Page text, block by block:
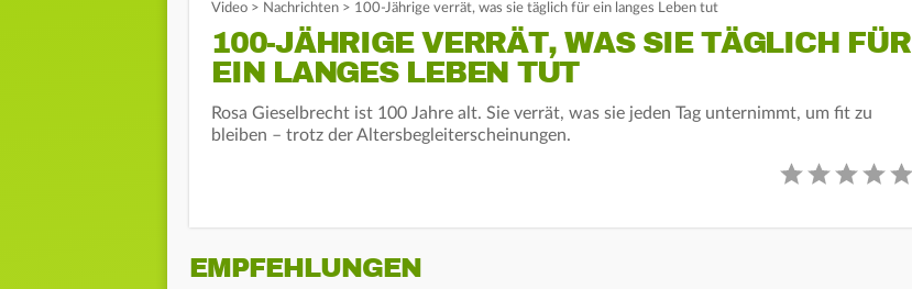
Video > Nachrichten > 100-Jährige verrät, was sie täglich für ein langes Leben tut
100-JÄHRIGE VERRÄT, WAS SIE TÄGLICH FÜR
EIN LANGES LEBEN TUT
Rosa Gieselbrecht ist 100 Jahre alt. Sie verrät, was sie jeden Tag unternimmt, um fit zu
bleiben – trotz der Altersbegleiterscheinungen.
EMPFEHLUNGEN